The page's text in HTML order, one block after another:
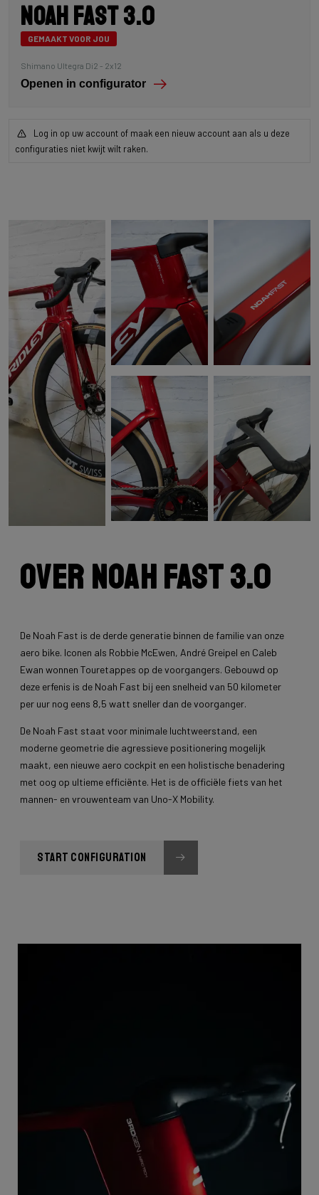
Noah Fast 3.0
GEMAAKT VOOR JOU
Shimano Ultegra Di2 - 2x12
Openen in configurator
Log in op uw account of maak een nieuw account aan als u deze
configuraties niet kwijt wilt raken.
Over Noah Fast 3.0
De Noah Fast is de derde generatie binnen de familie van onze
aero bike. Iconen als Robbie McEwen, André Greipel en Caleb
Ewan wonnen Touretappes op de voorgangers. Gebouwd op
deze erfenis is de Noah Fast bij een snelheid van 50 kilometer
per uur nog eens 8,5 watt sneller dan de voorganger.
De Noah Fast staat voor minimale luchtweerstand, een
moderne geometrie die agressieve positionering mogelijk
maakt, een nieuwe aero cockpit en een holistische benadering
met oog op ultieme efficiënte. Het is de officiële fiets van het
mannen- en vrouwenteam van Uno-X Mobility.
START CONFIGURATION